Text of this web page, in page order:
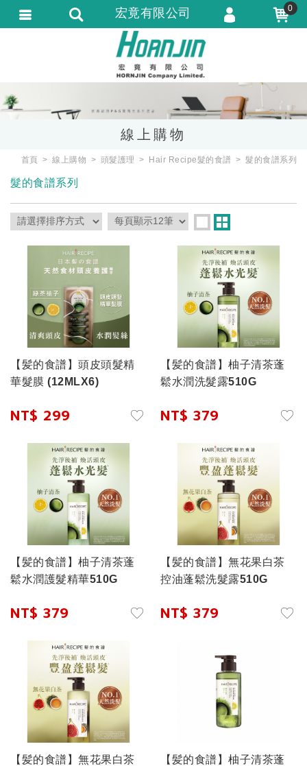
線上購物
首頁 線上購物 頭髮護理 Hair Recipe髮的食譜 髮的食譜系列
髮的食譜系列
【髪的食譜】頭皮頭髮精
華髮膜 (12MLX6)
NT$ 299
【髪的食譜】柚子清茶蓬
鬆水潤洗髮露510G
NT$ 379
【髪的食譜】柚子清茶蓬
鬆水潤護髮精華510G
NT$ 379
【髪的食譜】無花果白茶
控油蓬鬆洗髮露510G
NT$ 379
【髪的食譜】無花果白茶
【髪的食譜】柚子清茶蓬
宏竟有限公司 0
會員登入
會員註冊
訂單查詢
匯款通知